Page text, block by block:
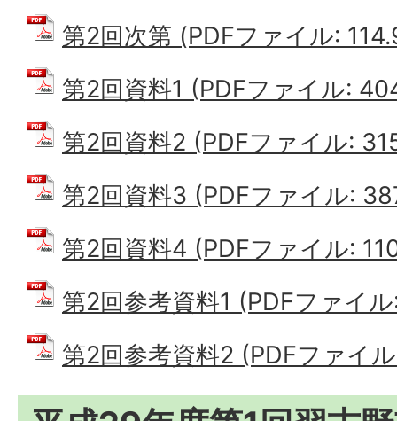
第2回次第 (PDFファイル:
第2回資料1 (PDFファイル:
第2回資料2 (PDFファイル:
第2回資料3 (PDFファイル:
第2回資料4 (PDFファイル:
第2回参考資料1 (PDFファイ
第2回参考資料2 (PDFファイ